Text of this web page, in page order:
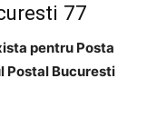
77
pentru Posta
Postal Bucuresti